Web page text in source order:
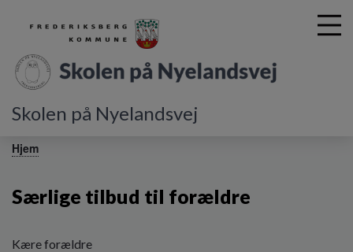
Skolen på Nyelandsvej
Hjem
Særlige tilbud til forældre
Kære forældre